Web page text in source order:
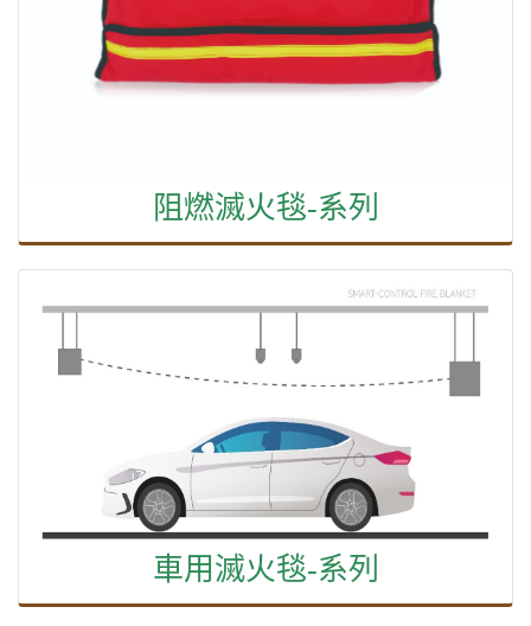
阻燃滅火毯-系列
車用滅火毯-系列